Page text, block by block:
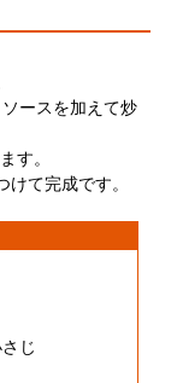
ースを加えて炒
す。
て完成です。
じ